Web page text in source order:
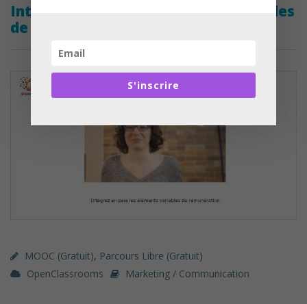
Intégrez en paie les éléments variables
de rémunération
MOOC (gratuit), Parcours Libre (gratuit)
OpenClassrooms
Marketing / Communication
S'inscrire